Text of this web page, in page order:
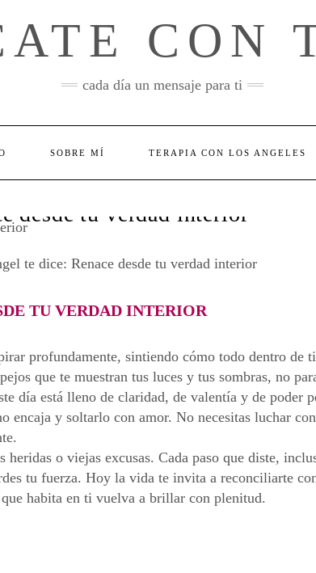
CON
cada día un mensaje para ti
SOBRE MÍ TERAPIA CON LOS ANGELES
desde tu verdad interior
te dice: Renace desde tu verdad interior
TU VERDAD INTERIOR
profundamente, sintiendo cómo todo dentro de
que te muestran tus luces y tus sombras, no
día está lleno de claridad, de valentía y de poder
encaja y soltarlo con amor. No necesitas luchar
heridas o viejas excusas. Cada paso que diste,
tu fuerza. Hoy la vida te invita a reconciliarte
habita en ti vuelva a brillar con plenitud.